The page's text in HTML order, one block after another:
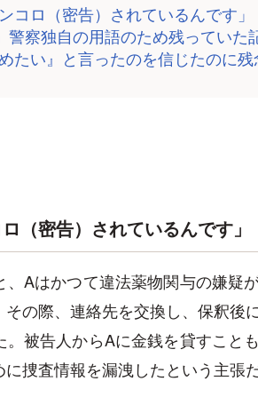
コロ（密告）されているんです」
警察独自の用語のため残っていた
たい』と言ったのを信じたのに残
（密告）されているんです」
Aはかつて違法薬物関与の嫌疑
の際、連絡先を交換し、保釈後
。被告人からAに金銭を貸すこと
捜査情報を漏洩したという主張だ